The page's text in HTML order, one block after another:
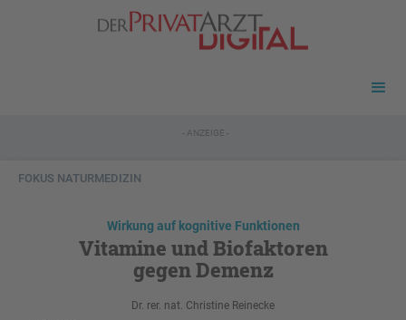
- ANZEIGE -
FOKUS NATURMEDIZIN
Wirkung auf kognitive Funktionen
Vitamine und Biofaktoren
gegen Demenz
Dr. rer. nat. Christine Reinecke